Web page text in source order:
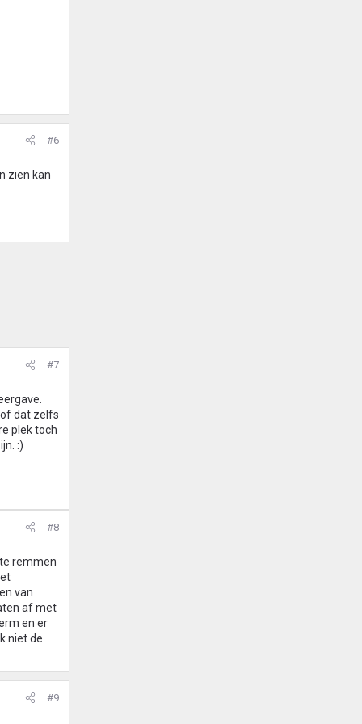
#6
zien kan
#7
dat zelfs
plek toch
:)
#8
remmen
van
af met
en er
niet de
#9